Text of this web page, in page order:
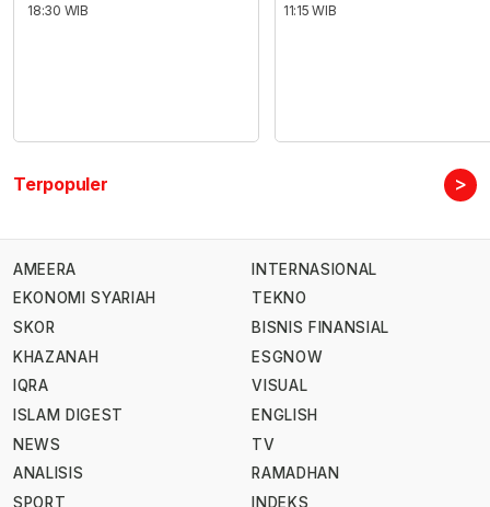
18:30 WIB
11:15 WIB
Terpopuler >
AMEERA
EKONOMI SYARIAH
SKOR
KHAZANAH
IQRA
ISLAM DIGEST
NEWS
ANALISIS
SPORT
INTERNASIONAL
TEKNO
BISNIS FINANSIAL
ESGNOW
VISUAL
ENGLISH
TV
RAMADHAN
INDEKS